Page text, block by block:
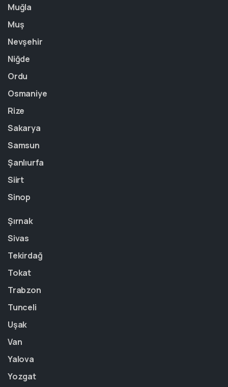
Muğla
Muş
Nevşehir
Niğde
Ordu
Osmaniye
Rize
Sakarya
Samsun
Şanlıurfa
Siirt
Sinop
Şırnak
Sivas
Tekirdağ
Tokat
Trabzon
Tunceli
Uşak
Van
Yalova
Yozgat